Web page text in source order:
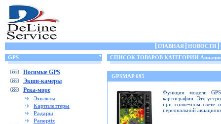
ГЛАВНАЯ НОВОСТИ
GPS
Носимые GPS
Экшн-камеры
Река-море
Эхолоты
Картплоттеры
Радары
Panoptix
СПИСОК ТОВАРОВ КАТЕГОРИИ
GPSMAP 695
Функции модели
картографии. Это
при солнечном свете
персональной